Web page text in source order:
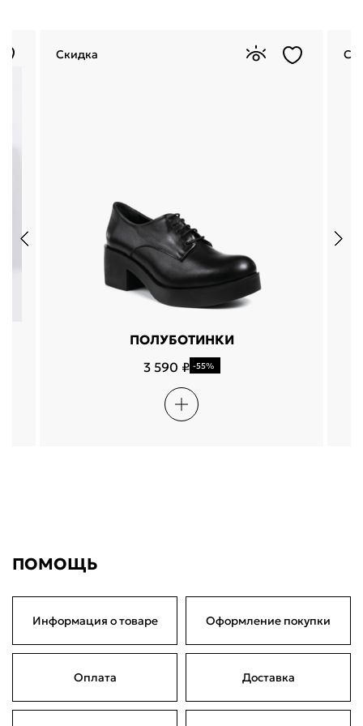
ПОЛУБОТИНКИ
3 590 ₽ -55%
Скидка
ПОМОЩЬ
Информация о товаре Оформление покупки
Оплата Доставка